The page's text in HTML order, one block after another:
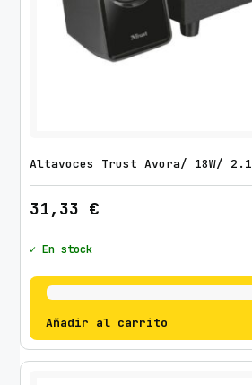
Altavoces Trust Avora/ 18W/ 2.1
31,33 €
✓ En stock
Añadir al carrito